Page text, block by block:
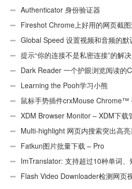
Authenticator 身份验证器
Fireshot Chrome上好用的网页截
页）Global Speed 设置视频和音频的默
提示“你的连接不是私密连接”的解
Dark Reader 一个护眼浏览阅读的
Learning the Pooh学习小熊
鼠标手势插件crxMouse Chrome™
Chrome(TM)汉化版）
XDM Browser Monitor – XDM下载
Multi-highlight 网页内搜索突出高
Fatkun图片批量下载 – Pro
ImTranslator: 支持超过10种单词
性不错Flash Video Downloader检测网页